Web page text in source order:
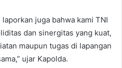
juga bahwa kami TNI
dan sinergitas yang kuat,
maupun tugas di lapangan
ujar Kapolda.